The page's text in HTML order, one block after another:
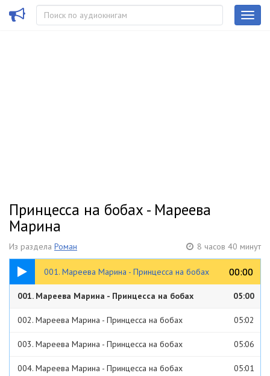
Принцесса на бобах - Мареева
Марина
Из раздела Роман 8 часов 40 минут
001. Мареева Марина - Принцесса на бобах 00:00
00:00
05:00
001. Мареева Марина - Принцесса на бобах 05:00
002. Мареева Марина - Принцесса на бобах 05:02
003. Мареева Марина - Принцесса на бобах 05:06
004. Мареева Марина - Принцесса на бобах 05:01